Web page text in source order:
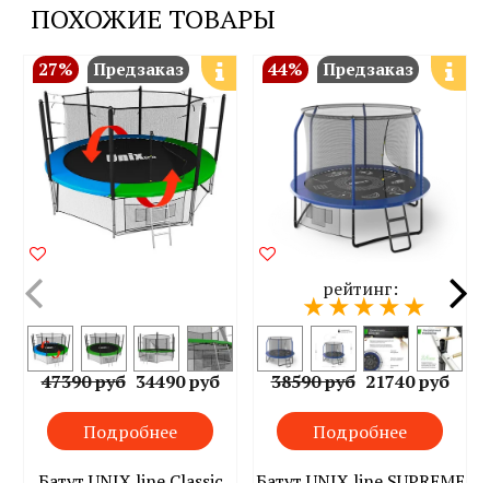
ПОХОЖИЕ ТОВАРЫ
27% Предзаказ
47390 руб 34490 руб
Подробнее
44% Предзаказ
рейтинг:
38590 руб 21740 руб
Подробнее